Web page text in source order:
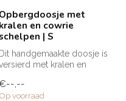
Opbergdoosje met
kralen en cowrie
| S
Dit handgemaakte doosje is
met kralen en
,--
Op voorraad